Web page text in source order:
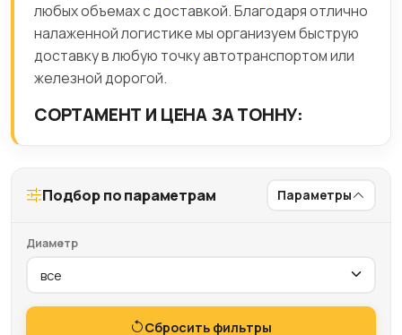
любых объемах с доставкой. Благодаря отлично
налаженной логистике мы организуем быструю
доставку в любую точку автотранспортом или
железной дорогой.
СОРТАМЕНТ И ЦЕНА ЗА ТОННУ:
Подбор по параметрам Параметры
Диаметр
Сбросить фильтры